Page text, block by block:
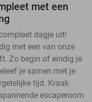
met een
dagje uit!
met een van onze
Zo begin of eindig je
je samen met je
tijd. Kraak
escaperoom